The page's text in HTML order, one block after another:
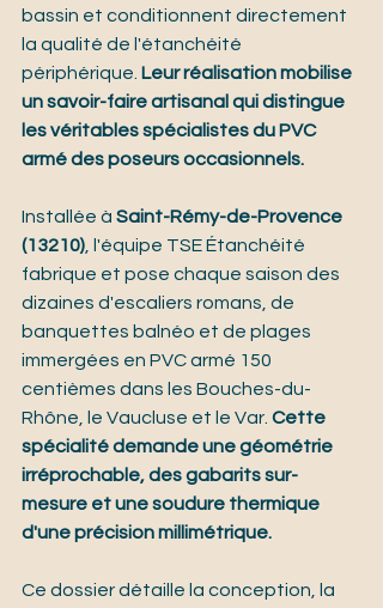
bassin et conditionnent directement
la qualité de l'étanchéité
périphérique. Leur réalisation mobilise
un savoir-faire artisanal qui distingue
les véritables spécialistes du PVC
armé des poseurs occasionnels.
Installée à Saint-Rémy-de-Provence
(13210), l'équipe TSE Étanchéité
fabrique et pose chaque saison des
dizaines d'escaliers romans, de
banquettes balnéo et de plages
immergées en PVC armé 150
centièmes dans les Bouches-du-
Rhône, le Vaucluse et le Var. Cette
spécialité demande une géométrie
irréprochable, des gabarits sur-
mesure et une soudure thermique
d'une précision millimétrique.
Ce dossier détaille la conception, la